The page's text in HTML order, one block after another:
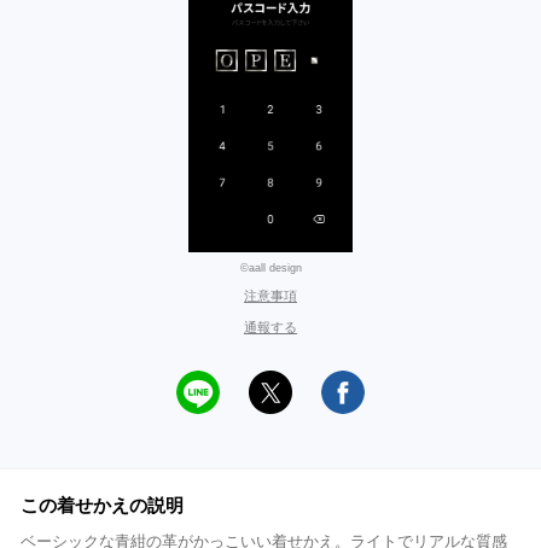
©aall design
注意事項
通報する
この着せかえの説明
ベーシックな青紺の革がかっこいい着せかえ。ライトでリアルな質感